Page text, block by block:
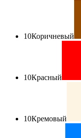
10Коричневый
10Красный
10Кремовый